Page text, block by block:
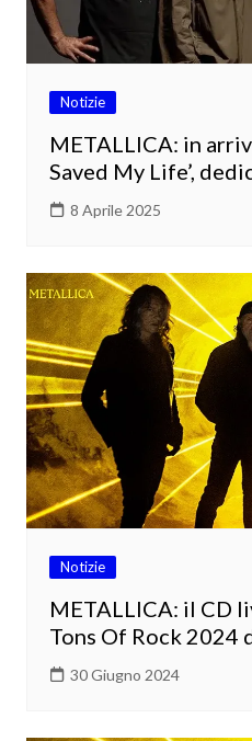
Notizie
METALLICA: in
Saved My Life’,
8 Aprile 2025
Notizie
METALLICA: il CD
Tons Of Rock 2024
30 Giugno 2024